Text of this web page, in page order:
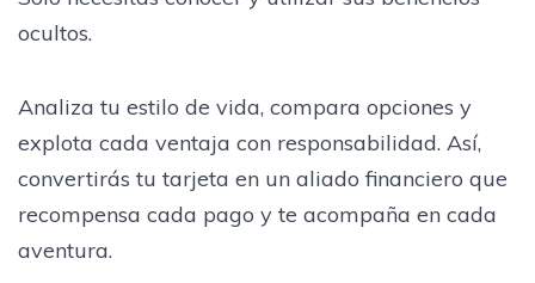
ocultos.
Analiza tu estilo de vida, compara opciones y
explota cada ventaja con responsabilidad. Así,
convertirás tu tarjeta en un aliado financiero que
recompensa cada pago y te acompaña en cada
aventura.